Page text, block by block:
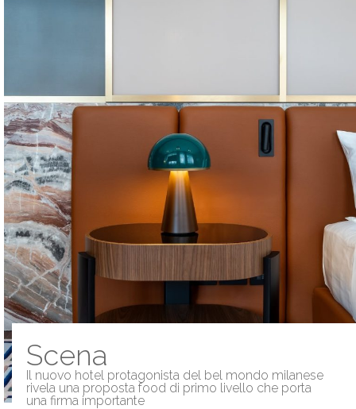
Scena
Il nuovo hotel protagonista del bel mondo milanese
rivela una proposta food di primo livello che porta
una firma importante